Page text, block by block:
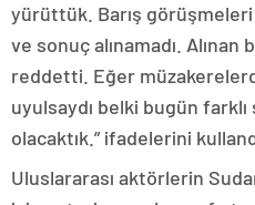
yürüttük. Barış
ve sonuç alınamadı. Alınan
reddetti. Eğer
uyulsaydı belki bugün
olacaktık.” ifadelerini
Uluslararası aktörlerin